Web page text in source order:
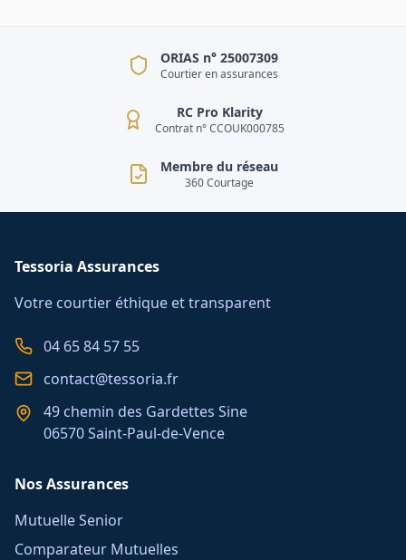
ORIAS n° 25007309
Courtier en assurances
RC Pro Klarity
Contrat n° CCOUK000785
Membre du réseau
360 Courtage
Tessoria Assurances
Votre courtier éthique et transparent
04 65 84 57 55
contact@tessoria.fr
49 chemin des Gardettes Sine
06570 Saint-Paul-de-Vence
Nos Assurances
Mutuelle Senior
Comparateur Mutuelles